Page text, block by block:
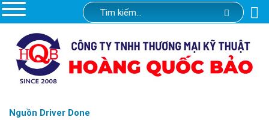
Nguồn Driver Done